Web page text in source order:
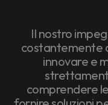
Il nostro
costantemente
innovare e
comprendere